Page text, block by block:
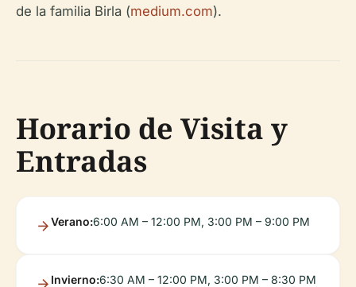
de la familia Birla (medium.com).
Horario de Visita y
Entradas
Verano:6:00 AM – 12:00 PM, 3:00 PM – 9:00 PM
Invierno:6:30 AM – 12:00 PM, 3:00 PM – 8:30 PM